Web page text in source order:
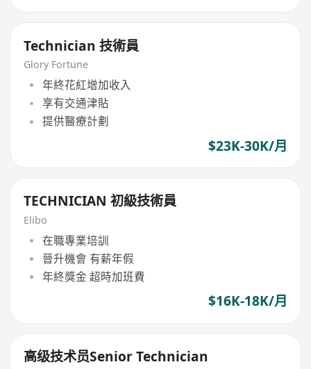
Technician 技術員
Glory Fortune
年終花紅增加收入
享有交通津貼
提供醫療計劃
$23K-30K/月
TECHNICIAN 初級技術員
Elibo
在職專業培訓
晉升機會 有薪年假
年終獎金 超時加班費
$16K-18K/月
高级技术员Senior Technician